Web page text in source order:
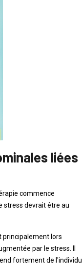
liées
commence
stress devrait être au
principalement lors
par le stress. Il
fortement de l'individu